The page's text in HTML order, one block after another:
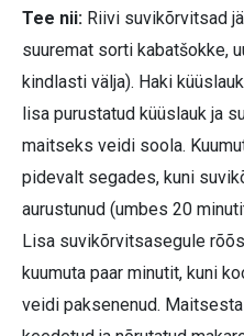
Tee nii: Riivi suvikõrvitsad
suuremat sorti kabatšokke,
kindlasti välja). Haki
lisa purustatud küüslauk ja
maitseks veidi soola.
pidevalt segades, kuni
aurustunud (umbes 20
Lisa suvikõrvitsasegule
kuumuta paar minutit, kuni
veidi paksenenud.